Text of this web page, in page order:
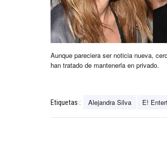
Aunque pareciera ser noticia nueva,
han tratado de mantenerla en privado.
Etiquetas : Alejandra Silva E!